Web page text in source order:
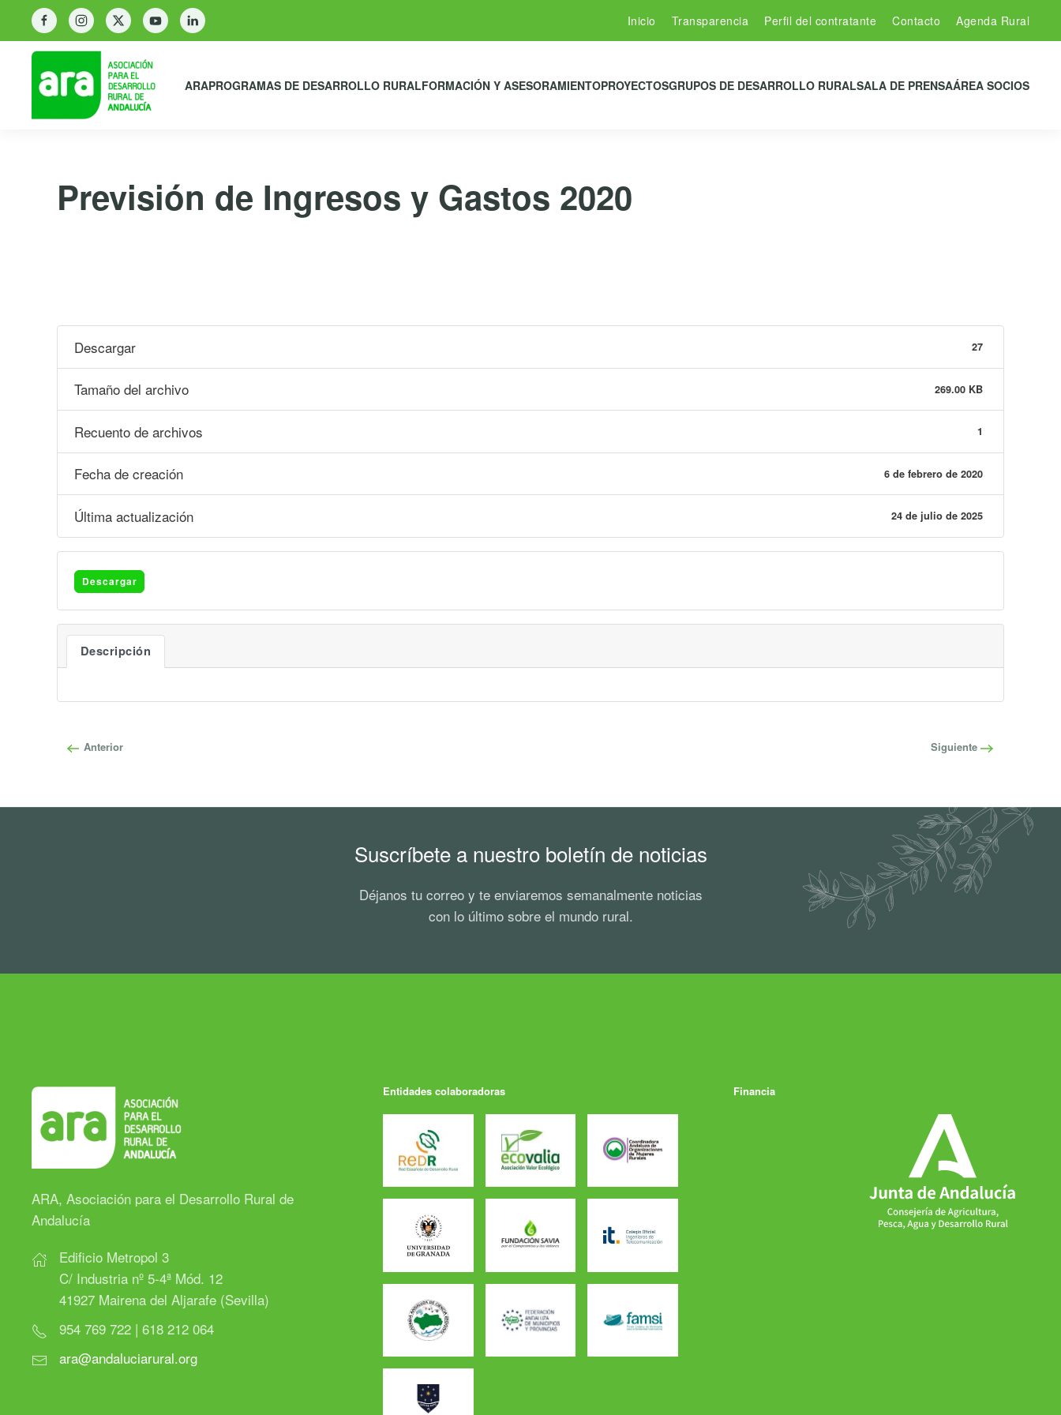
Inicio Transparencia Perfil del contratante Contacto Agenda Rural
ARAPROGRAMAS DE DESARROLLO RURALFORMACIÓN Y ASESORAMIENTOPROYECTOSGRUPOS DE DESARROLLO RURALSALA DE PRENSAÁREA SOCIOS
Previsión de Ingresos y Gastos 2020
Descargar 27
Tamaño del archivo 269.00 KB
Recuento de archivos 1
Fecha de creación 6 de febrero de 2020
Última actualización 24 de julio de 2025
Descargar
Descripción
Anterior Siguiente
Suscríbete a nuestro boletín de noticias
Déjanos tu correo y te enviaremos semanalmente noticias
con lo último sobre el mundo rural.
ARA, Asociación para el Desarrollo Rural de
Andalucía
Edificio Metropol 3
C/ Industria nº 5-4ª Mód. 12
41927 Mairena del Aljarafe (Sevilla)
954 769 722 | 618 212 064
ara@andaluciarural.org
Entidades colaboradoras Financia